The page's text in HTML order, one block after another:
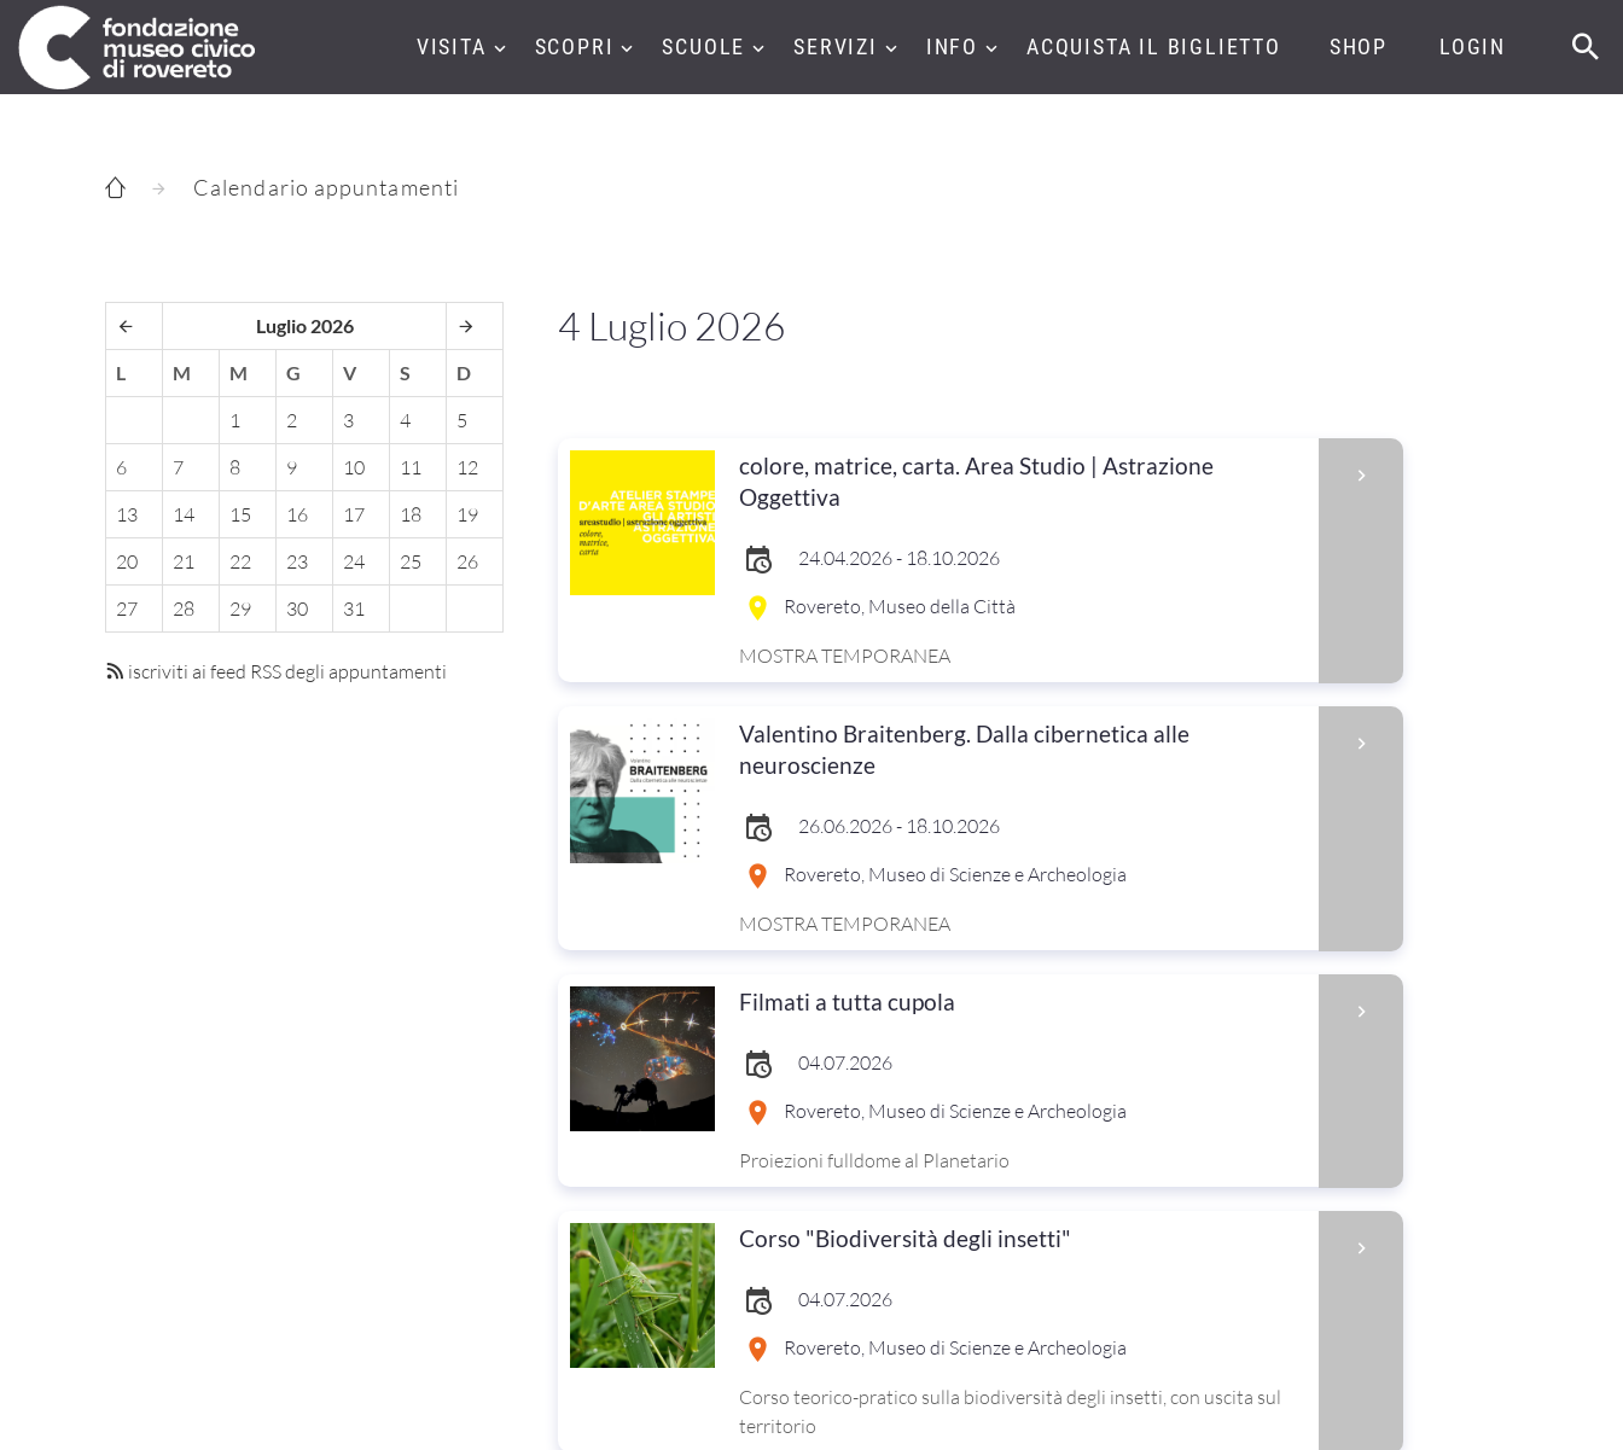
VISITA SCOPRI SCUOLE SERVIZI INFO ACQUISTA IL BIGLIETTO SHOP LOGIN
Calendario appuntamenti
Luglio 2026
L M M G V S D
1 2 3 4
5
6
7 8 9 10 11
12
13
14 15 16 17 18
19
20
21 22 23 24 25
26
27
28 29 30 31
iscriviti ai feed RSS degli appuntamenti
4 Luglio 2026
colore, matrice, carta. Area Studio | Astrazione
Oggettiva
24.04.2026 - 18.10.2026
Rovereto, Museo della Città
MOSTRA TEMPORANEA
Valentino Braitenberg. Dalla cibernetica alle
neuroscienze
26.06.2026 - 18.10.2026
Rovereto, Museo di Scienze e Archeologia
MOSTRA TEMPORANEA
Filmati a tutta cupola
04.07.2026
Rovereto, Museo di Scienze e Archeologia
Proiezioni fulldome al Planetario
Corso "Biodiversità degli insetti"
04.07.2026
Rovereto, Museo di Scienze e Archeologia
Corso teorico-pratico sulla biodiversità degli insetti, con uscita sul
territorio